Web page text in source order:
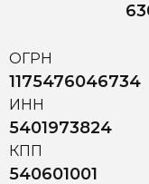
ОГРН
1175476046734
ИНН
5401973824
КПП
540601001